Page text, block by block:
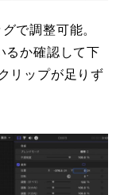
で調整可能。
るか確認して下
リップが足りず